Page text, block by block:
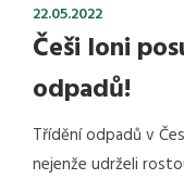
22.05.2022
Češi loni
odpadů!
Třídění odpadů v
nejenže udrželi